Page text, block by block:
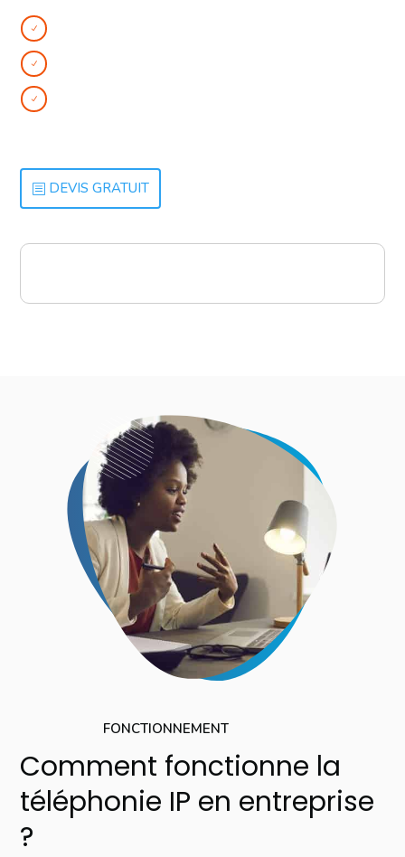
N
N
N
DEVIS GRATUIT
FONCTIONNEMENT
Comment fonctionne la
téléphonie IP en entreprise
?